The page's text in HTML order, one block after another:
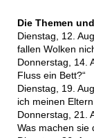
Die Themen
Dienstag, 12.
fallen Wolken
Donnerstag, 14.
Fluss ein Bett?“
Dienstag, 19.
ich meinen
Donnerstag, 21.
Was machen sie